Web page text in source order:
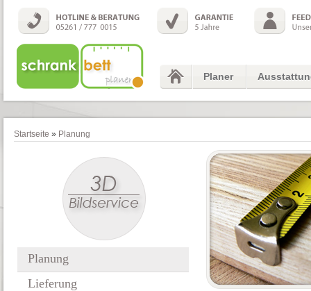
Planer
Startseite » Planung
Planung
Lieferung